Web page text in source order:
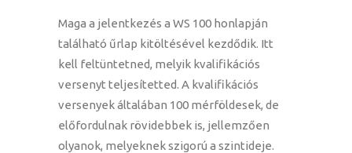
Maga a jelentkezés a WS 100 honlapján
található űrlap kitöltésével kezdődik. Itt
kell feltüntetned, melyik kvalifikációs
versenyt teljesítetted. A kvalifikációs
versenyek általában 100 mérföldesek, de
előfordulnak rövidebbek is, jellemzően
olyanok, melyeknek szigorú a szintideje.